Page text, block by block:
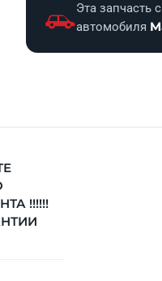
Эта запчасть
автомобиля
!!!!!!